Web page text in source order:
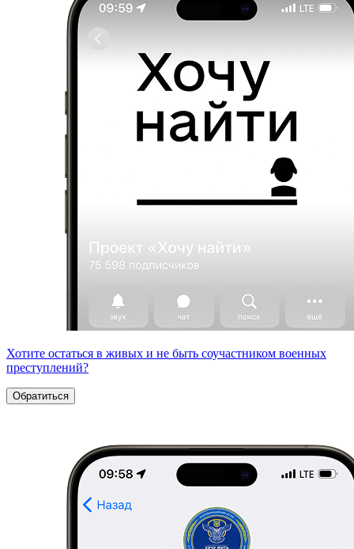
Хотите остаться в живых и не быть соучастником военных
преступлений?
Обратиться